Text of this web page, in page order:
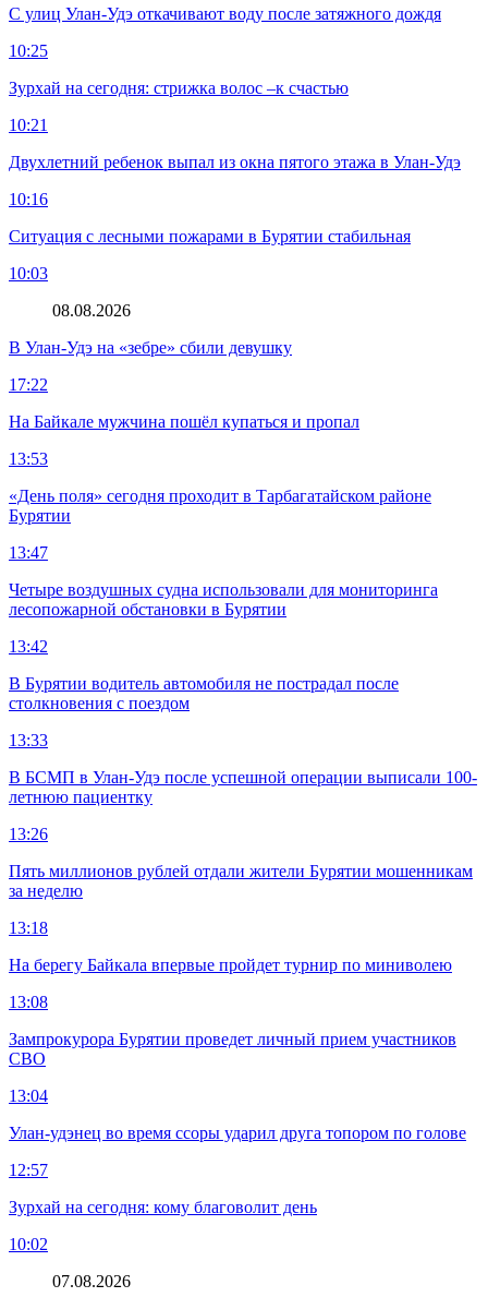
С улиц Улан-Удэ откачивают воду после затяжного дождя
10:25
Зурхай на сегодня: стрижка волос –к счастью
10:21
Двухлетний ребенок выпал из окна пятого этажа в Улан-Удэ
10:16
Ситуация с лесными пожарами в Бурятии стабильная
10:03
08.08.2026
В Улан-Удэ на «зебре» сбили девушку
17:22
На Байкале мужчина пошёл купаться и пропал
13:53
«День поля» сегодня проходит в Тарбагатайском районе
Бурятии
13:47
Четыре воздушных судна использовали для мониторинга
лесопожарной обстановки в Бурятии
13:42
В Бурятии водитель автомобиля не пострадал после
столкновения с поездом
13:33
В БСМП в Улан-Удэ после успешной операции выписали 100-
летнюю пациентку
13:26
Пять миллионов рублей отдали жители Бурятии мошенникам
за неделю
13:18
На берегу Байкала впервые пройдет турнир по миниволею
13:08
Зампрокурора Бурятии проведет личный прием участников
СВО
13:04
Улан-удэнец во время ссоры ударил друга топором по голове
12:57
Зурхай на сегодня: кому благоволит день
10:02
07.08.2026